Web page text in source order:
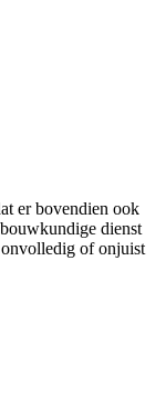
er bovendien ook
dienst
onvolledig of onjuist